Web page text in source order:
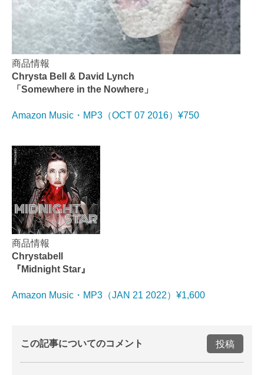
商品情報
Chrysta Bell & David Lynch
「Somewhere in the Nowhere」
Amazon Music・MP3（OCT 07 2016）¥750
商品情報
Chrystabell
『Midnight Star』
Amazon Music・MP3（JAN 21 2022）¥1,600
この記事についてのコメント 投稿